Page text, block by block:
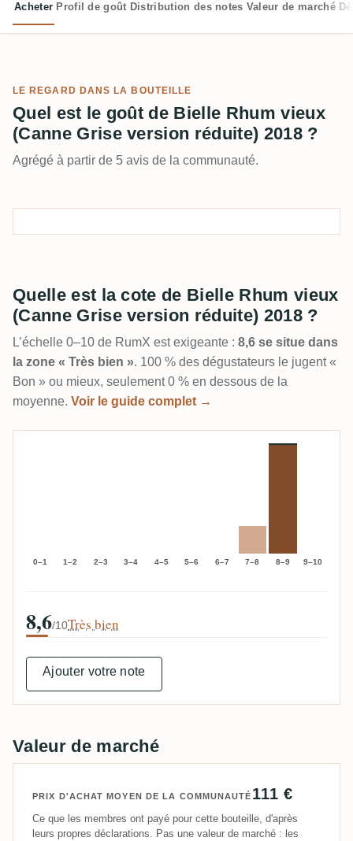
Acheter Profil de goût Distribution des notes Valeur de marché
LE REGARD DANS LA BOUTEILLE
Quel est le goût de Bielle Rhum vieux
(Canne Grise version réduite) 2018 ?
Agrégé à partir de 5 avis de la communauté.
Quelle est la cote de Bielle Rhum vieux
(Canne Grise version réduite) 2018 ?
L’échelle 0–10 de RumX est exigeante : 8,6 se situe dans
la zone « Très bien ». 100 % des dégustateurs le jugent «
Bon » ou mieux, seulement 0 % en dessous de la
moyenne. Voir le guide complet →
0–1 1–2 2–3 3–4 4–5 5–6 6–7 7–8 8–9 9–10
8,6/10Très bien
Ajouter votre note
Valeur de marché
PRIX D'ACHAT MOYEN DE LA COMMUNAUTÉ 111 €
Ce que les membres ont payé pour cette bouteille, d'après
leurs propres déclarations. Pas une valeur de marché : les